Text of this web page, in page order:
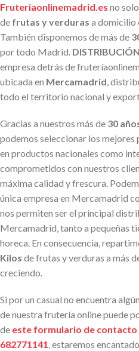
Fruteriaonlinemadrid.es no
de frutas y verduras a domicilio
También disponemos de más de
por todo Madrid.
empresa detrás de
ubicada en Mercamadrid ,
todo el territorio nacional y
Gracias a nuestros más de 30
podemos seleccionar los
en productos nacionales como
comprometidos con nuestros
máxima calidad y frescura.
única empresa en Mercamadrid
nos permiten ser el principal
Mercamadrid, tanto a pequeñas
horeca. En consecuencia,
Kilos de frutas y verduras a más
creciendo.
Si por un casual no encuentra
de nuestra frutería online puede
de este formulario de contacto
682771141 , estaremos